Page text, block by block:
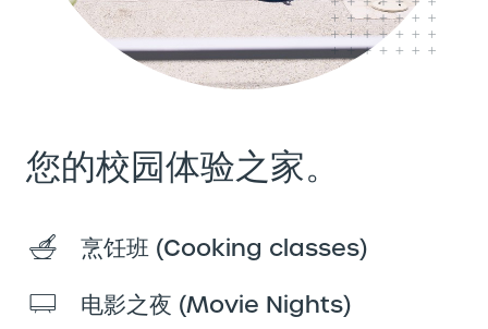
您的校园体验之家。
烹饪班 (Cooking classes)
电影之夜 (Movie Nights)